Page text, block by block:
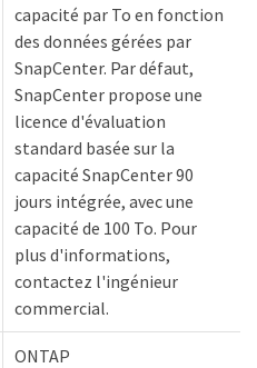
capacité par To en fonction
des données gérées par
SnapCenter. Par défaut,
SnapCenter propose une
licence d'évaluation
standard basée sur la
capacité SnapCenter 90
jours intégrée, avec une
capacité de 100 To. Pour
plus d'informations,
contactez l'ingénieur
commercial.
ONTAP